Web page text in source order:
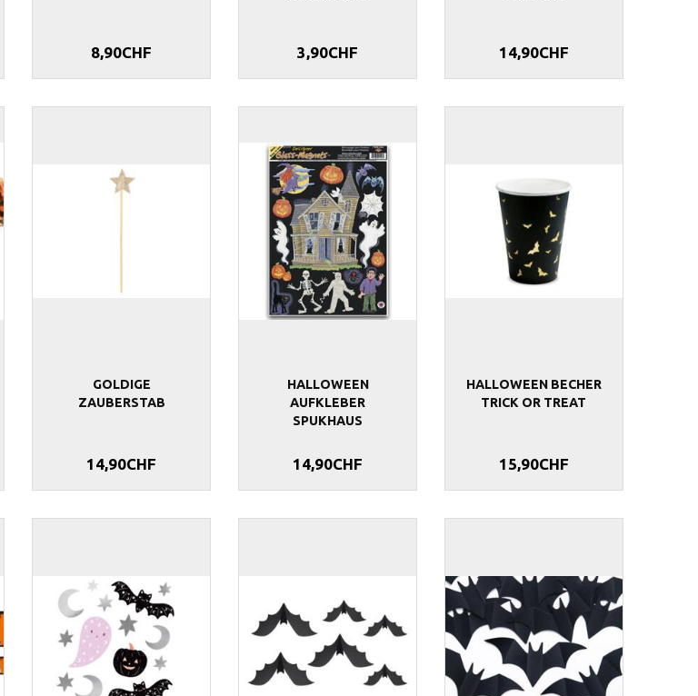
8,90CHF 3,90CHF 14,90CHF
GOLDIGE
ZAUBERSTAB
14,90CHF
HALLOWEEN
AUFKLEBER
SPUKHAUS
14,90CHF
HALLOWEEN BECHER
TRICK OR TREAT
15,90CHF